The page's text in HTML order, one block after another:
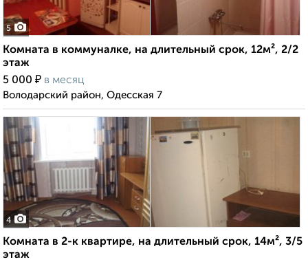
5
Комната в коммуналке, на длительный срок, 12м², 2/2
этаж
5 000 ₽ в месяц
Володарский район, Одесская 7
4
Комната в 2-к квартире, на длительный срок, 14м², 3/5
этаж